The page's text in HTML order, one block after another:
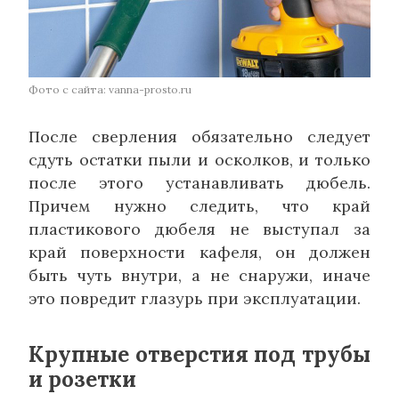
Фото с сайта: vanna-prosto.ru
После сверления обязательно следует
сдуть остатки пыли и осколков, и только
после этого устанавливать дюбель.
Причем нужно следить, что край
пластикового дюбеля не выступал за
край поверхности кафеля, он должен
быть чуть внутри, а не снаружи, иначе
это повредит глазурь при эксплуатации.
Крупные отверстия под трубы
и розетки